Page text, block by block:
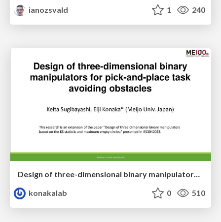
ianozsvald
1 240
Design of three-dimensional binary manipulators for pick-and-place task avoiding obstacles (IECON2024)
konakalab
0 510